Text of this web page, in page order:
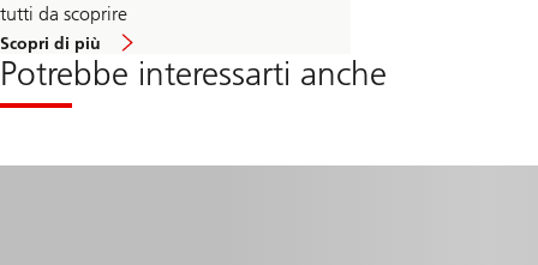
tutti da scoprire
Scopri di più
Approfondimenti
Potrebbe interessarti anche